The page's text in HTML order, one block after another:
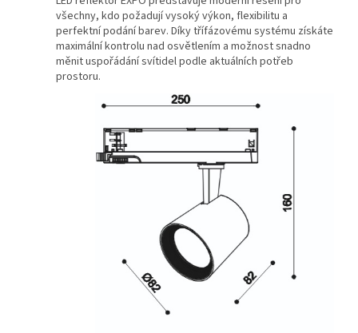
všechny, kdo požadují vysoký výkon, flexibilitu a
perfektní podání barev. Díky třífázovému systému získáte
maximální kontrolu nad osvětlením a možnost snadno
měnit uspořádání svítidel podle aktuálních potřeb
prostoru.